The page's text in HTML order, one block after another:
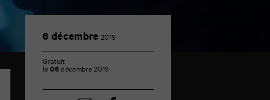
6 décembre 20196
Gratuit
le06 décembre 2019